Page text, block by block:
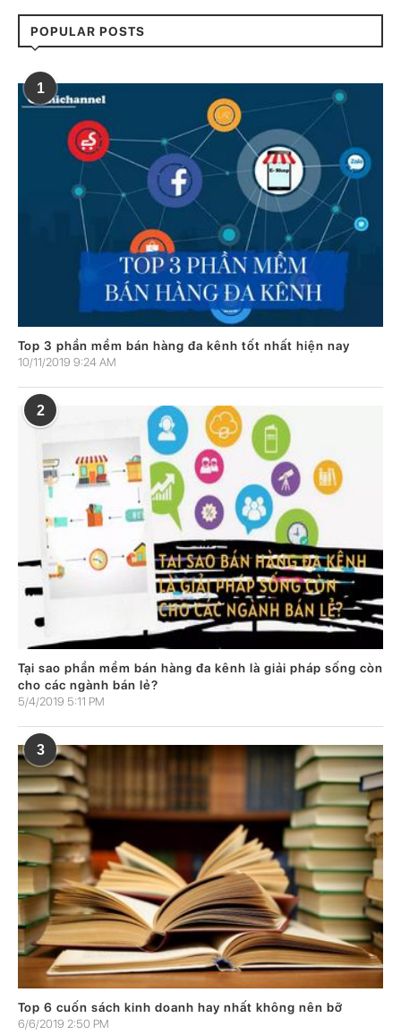
POPULAR POSTS
1
Top 3 phần mềm bán hàng đa kênh tốt nhất hiện nay
10/11/2019 9:24 AM
2
Tại sao phần mềm bán hàng đa kênh là giải pháp sống còn
cho các ngành bán lẻ?
5/4/2019 5:11 PM
3
Top 6 cuốn sách kinh doanh hay nhất không nên bỡ
6/6/2019 2:50 PM